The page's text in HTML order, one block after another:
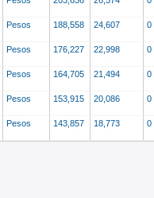
Pesos 188,558 24,607 0
Pesos 176,227 22,998 0
Pesos 164,705 21,494 0
Pesos 153,915 20,086 0
Pesos 143,857 18,773 0